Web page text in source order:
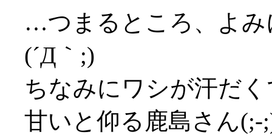
…つまるところ、よみ
(´Д｀;)
ちなみにワシが汗だ
甘いと仰る鹿島さん(;-